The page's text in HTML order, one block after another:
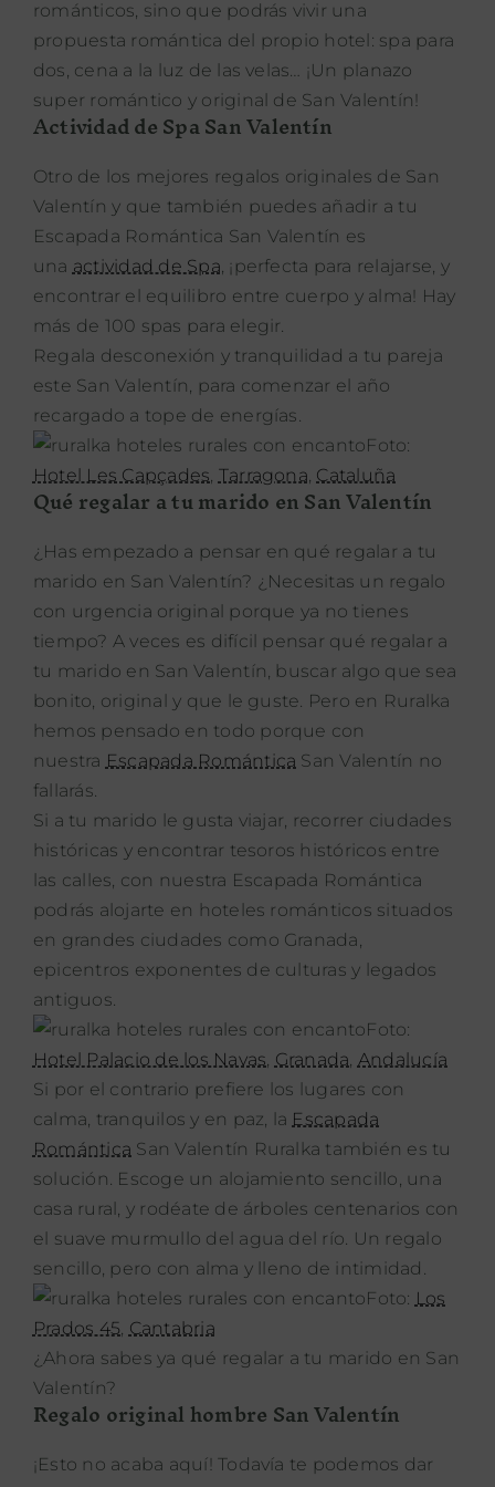
románticos, sino que podrás vivir una
propuesta romántica del propio hotel: spa para
dos, cena a la luz de las velas… ¡Un planazo
super romántico y original de San Valentín!
Actividad de Spa San Valentín
Otro de los mejores regalos originales de San
Valentín y que también puedes añadir a tu
Escapada Romántica San Valentín es
una actividad de Spa, ¡perfecta para relajarse, y
encontrar el equilibro entre cuerpo y alma! Hay
más de 100 spas para elegir.
Regala desconexión y tranquilidad a tu pareja
este San Valentín, para comenzar el año
recargado a tope de energías.
Foto:
Hotel Les Capçades, Tarragona, Cataluña
Qué regalar a tu marido en San Valentín
¿Has empezado a pensar en qué regalar a tu
marido en San Valentín? ¿Necesitas un regalo
con urgencia original porque ya no tienes
tiempo? A veces es difícil pensar qué regalar a
tu marido en San Valentín, buscar algo que sea
bonito, original y que le guste. Pero en Ruralka
hemos pensado en todo porque con
nuestra Escapada Romántica San Valentín no
fallarás.
Si a tu marido le gusta viajar, recorrer ciudades
históricas y encontrar tesoros históricos entre
las calles, con nuestra Escapada Romántica
podrás alojarte en hoteles románticos situados
en grandes ciudades como Granada,
epicentros exponentes de culturas y legados
antiguos.
Foto:
Hotel Palacio de los Navas, Granada, Andalucía
Si por el contrario prefiere los lugares con
calma, tranquilos y en paz, la Escapada
Romántica San Valentín Ruralka también es tu
solución. Escoge un alojamiento sencillo, una
casa rural, y rodéate de árboles centenarios con
el suave murmullo del agua del río. Un regalo
sencillo, pero con alma y lleno de intimidad.
Foto: Los
Prados 45, Cantabria
¿Ahora sabes ya qué regalar a tu marido en San
Valentín?
Regalo original hombre San Valentín
¡Esto no acaba aquí! Todavía te podemos dar